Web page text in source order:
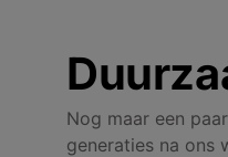
Nog maar een
generaties na ons